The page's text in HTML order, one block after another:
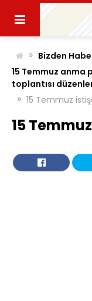
content
» Bizden
15 Temmuz anma
toplantısı
» 15 Temmuz
15